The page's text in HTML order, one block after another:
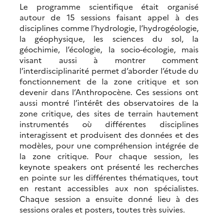
Le programme scientifique était organisé
autour de 15 sessions faisant appel à des
disciplines comme l’hydrologie, l’hydrogéologie,
la géophysique, les sciences du sol, la
géochimie, l’écologie, la socio-écologie, mais
visant aussi à montrer comment
l’interdisciplinarité permet d’aborder l’étude du
fonctionnement de la zone critique et son
devenir dans l’Anthropocène. Ces sessions ont
aussi montré l’intérêt des observatoires de la
zone critique, des sites de terrain hautement
instrumentés où différentes disciplines
interagissent et produisent des données et des
modèles, pour une compréhension intégrée de
la zone critique. Pour chaque session, les
keynote speakers ont présenté les recherches
en pointe sur les différentes thématiques, tout
en restant accessibles aux non spécialistes.
Chaque session a ensuite donné lieu à des
sessions orales et posters, toutes très suivies.